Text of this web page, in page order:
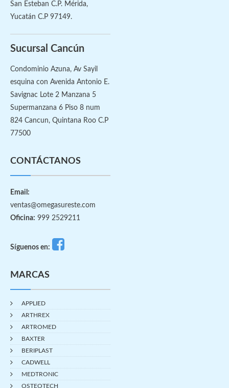
San Esteban C.P. Mérida,
Yucatán C.P 97149.
Sucursal Cancún
Condominio Azuna, Av Sayil
esquina con Avenida Antonio E.
Savignac Lote 2 Manzana 5
Supermanzana 6 Piso 8 num
824 Cancun, Quintana Roo C.P
77500
CONTÁCTANOS
Email:
ventas@omegasureste.com
Oficina: 999 2529211
Síguenos en:
MARCAS
APPLIED
ARTHREX
ARTROMED
BAXTER
BERIPLAST
CADWELL
MEDTRONIC
OSTEOTECH